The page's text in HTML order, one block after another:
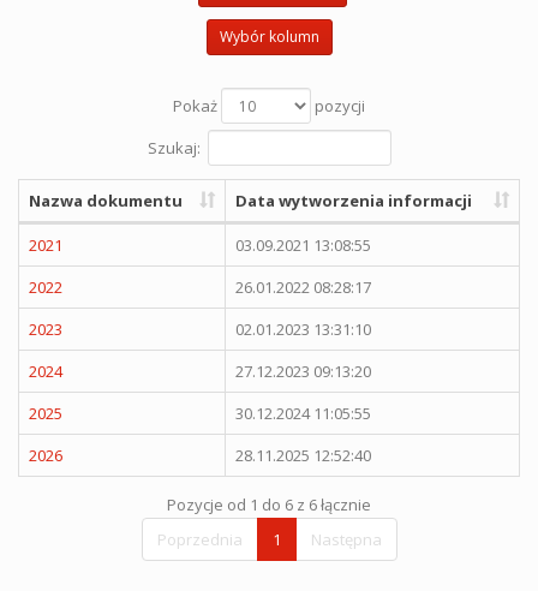
Wybór kolumn
Pokaż
pozycji
Szukaj:
Nazwa dokumentu Data wytworzenia informacji
2021
03.09.2021 13:08:55
2022
26.01.2022 08:28:17
2023
02.01.2023 13:31:10
2024
27.12.2023 09:13:20
2025
30.12.2024 11:05:55
2026
28.11.2025 12:52:40
Pozycje od 1 do 6 z 6 łącznie
Poprzednia
1 Następna